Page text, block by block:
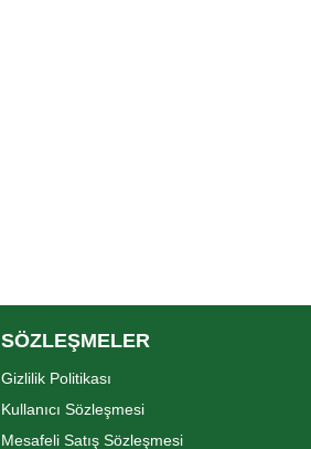
SÖZLEŞMELER
Gizlilik Politikası
Kullanıcı Sözleşmesi
Mesafeli Satış Sözleşmesi